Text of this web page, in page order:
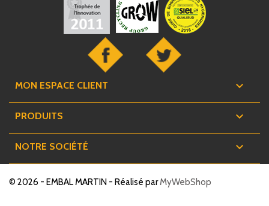
MON ESPACE CLIENT 
PRODUITS 
NOTRE SOCIÉTÉ 
© 2026 - EMBAL MARTIN - Réalisé parMyWebShop